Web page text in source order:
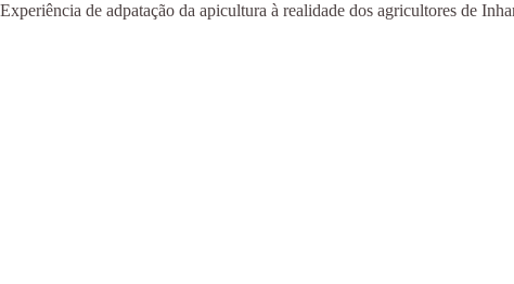
Experiência de adpatação da apicultura à realidade dos agricultores de